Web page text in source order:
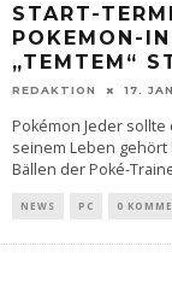
START-
POKEMON-
„TEMTEM“
REDAKTION 17.
Pokémon Jeder
seinem Leben
Bällen der Poké-
NEWS PC 0